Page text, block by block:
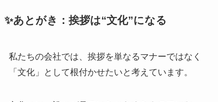
✨あとがき：挨拶は“文化”になる
私たちの会社では、挨拶を単なるマナーではなく
「文化」として根付かせたいと考えています。